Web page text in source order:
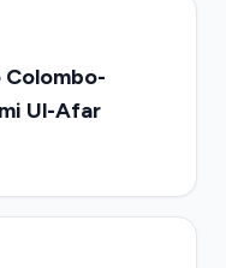
Ul-Afar